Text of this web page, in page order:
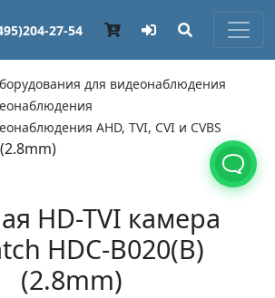
27-54
для видеонаблюдения
AHD, TVI, CVI и CVBS
HD-TVI камера
HDC-B020(B)
(2.8mm)